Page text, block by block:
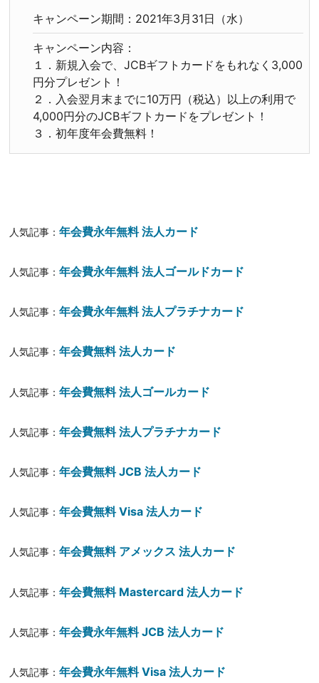
キャンペーン期間：2021年3月31日（水）
キャンペーン内容：
１．新規入会で、JCBギフトカードをもれなく3,000
円分プレゼント！
２．入会翌月末までに10万円（税込）以上の利用で
4,000円分のJCBギフトカードをプレゼント！
３．初年度年会費無料！
人気記事：年会費永年無料 法人カード
人気記事：年会費永年無料 法人ゴールドカード
人気記事：年会費永年無料 法人プラチナカード
人気記事：年会費無料 法人カード
人気記事：年会費無料 法人ゴールカード
人気記事：年会費無料 法人プラチナカード
人気記事：年会費無料 JCB 法人カード
人気記事：年会費無料 Visa 法人カード
人気記事：年会費無料 アメックス 法人カード
人気記事：年会費無料 Mastercard 法人カード
人気記事：年会費永年無料 JCB 法人カード
人気記事：年会費永年無料 Visa 法人カード